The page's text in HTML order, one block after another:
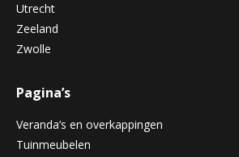
Utrecht
Zeeland
Zwolle
Pagina’s
Veranda’s en overkappingen
Tuinmeubelen